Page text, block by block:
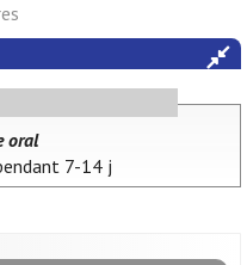
oral
7-14 j